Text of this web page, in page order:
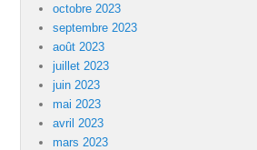
octobre 2023
septembre 2023
août 2023
juillet 2023
juin 2023
mai 2023
avril 2023
mars 2023